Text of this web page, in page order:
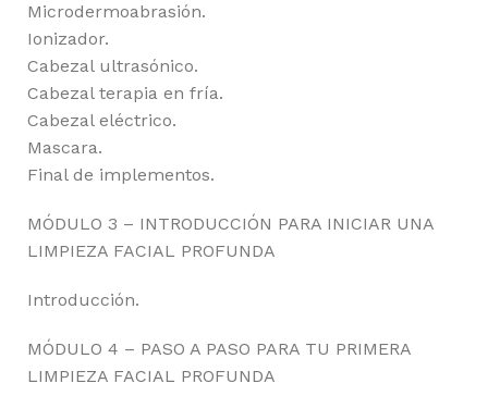
Microdermoabrasión.
Ionizador.
Cabezal ultrasónico.
Cabezal terapia en fría.
Cabezal eléctrico.
Mascara.
Final de implementos.
MÓDULO 3 – INTRODUCCIÓN PARA INICIAR UNA
LIMPIEZA FACIAL PROFUNDA
Introducción.
MÓDULO 4 – PASO A PASO PARA TU PRIMERA
LIMPIEZA FACIAL PROFUNDA